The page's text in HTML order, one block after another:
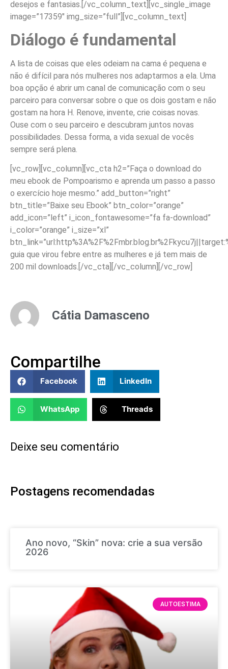
desejos e fantasias. [/vc_column_text][vc_single_image
image=”17359″ img_size=”full”][vc_column_text]
Diálogo é fundamental
A lista de coisas que eles odeiam na cama é pequena e
não é difícil para nós mulheres nos adaptarmos a ela. Uma
boa opção é abrir um canal de comunicação com o seu
parceiro para conversar sobre o que os dois gostam e não
gostam na hora H. Renove, invente, crie coisas novas.
Ouse com o seu parceiro e descubram juntos novas
possibilidades. Dessa forma, a vida sexual de vocês
sempre será plena.
[vc_row][vc_column][vc_cta h2=”Faça o download do
meu ebook de Pompoarismo e aprenda um passo a passo
o exercício hoje mesmo.” add_button=”right”
btn_title=”Baixe seu Ebook” btn_color=”orange”
add_icon=”left” i_icon_fontawesome=”fa fa-download”
i_color=”orange” i_size=”xl”
guia que virou febre entre as mulheres e já tem mais de
200 mil downloads.[/vc_cta][/vc_column][/vc_row]
Cátia Damasceno
Compartilhe
Facebook LinkedIn
WhatsApp Threads
Deixe seu comentário
Postagens recomendadas
Ano novo, “Skin” nova: crie a sua versão
2026
AUTOESTIMA